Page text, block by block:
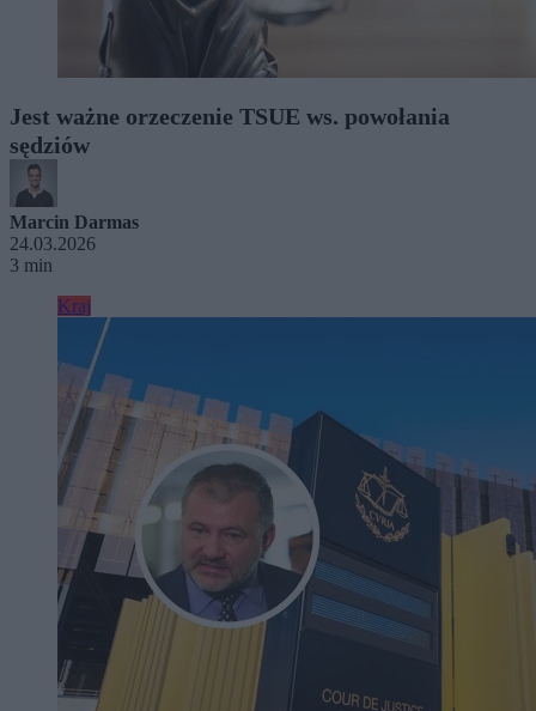
Jest ważne orzeczenie TSUE ws. powołania
sędziów
Marcin Darmas
24.03.2026
3 min
Kraj